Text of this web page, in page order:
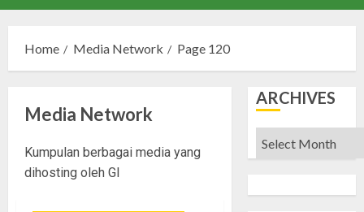
Menu
Home Media Network Page 120
Media Network
Kumpulan berbagai media yang
dihosting oleh GI
ARCHIVES
Archives